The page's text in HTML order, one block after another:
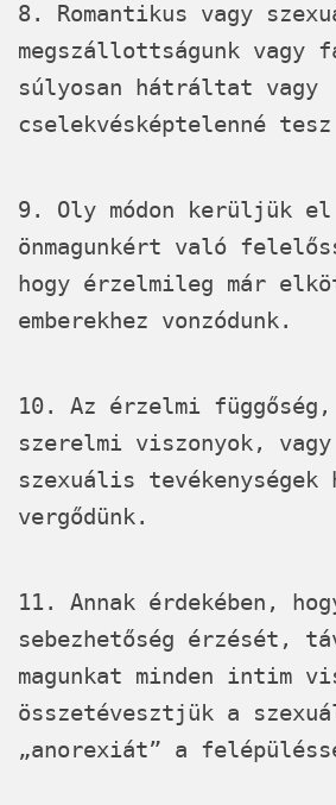
8. Romantikus vagy
megszállottságunk vagy
súlyosan hátráltat vagy
cselekvésképtelenné tesz
9. Oly módon kerüljük el
önmagunkért való
hogy érzelmileg már
emberekhez vonzódunk.
10. Az érzelmi
szerelmi viszonyok,
szexuális tevékenységek
vergődünk.
11. Annak érdekében,
sebezhetőség érzését,
magunkat minden intim
összetévesztjük a
„anorexiát” a